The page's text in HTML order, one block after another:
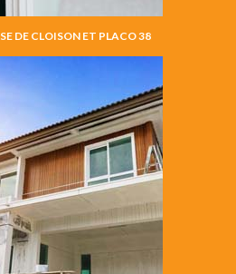
DE CLOISON ET PLACO 38